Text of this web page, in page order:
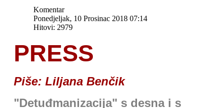
Komentar
Ponedjeljak, 10 Prosinac 2018 07:14
Hitovi: 2979
PRESS
Piše: Liljana Benčik
"Detuđmanizacija" s desna i s